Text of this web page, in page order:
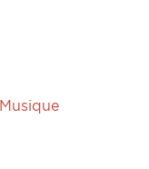
Musique